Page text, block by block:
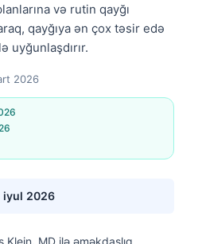
və rutin qayğı
qayğıya ən çox təsir edə
uyğunlaşdırır.
2026
iyul 2026
Klein, MD ilə əməkdaşlıq